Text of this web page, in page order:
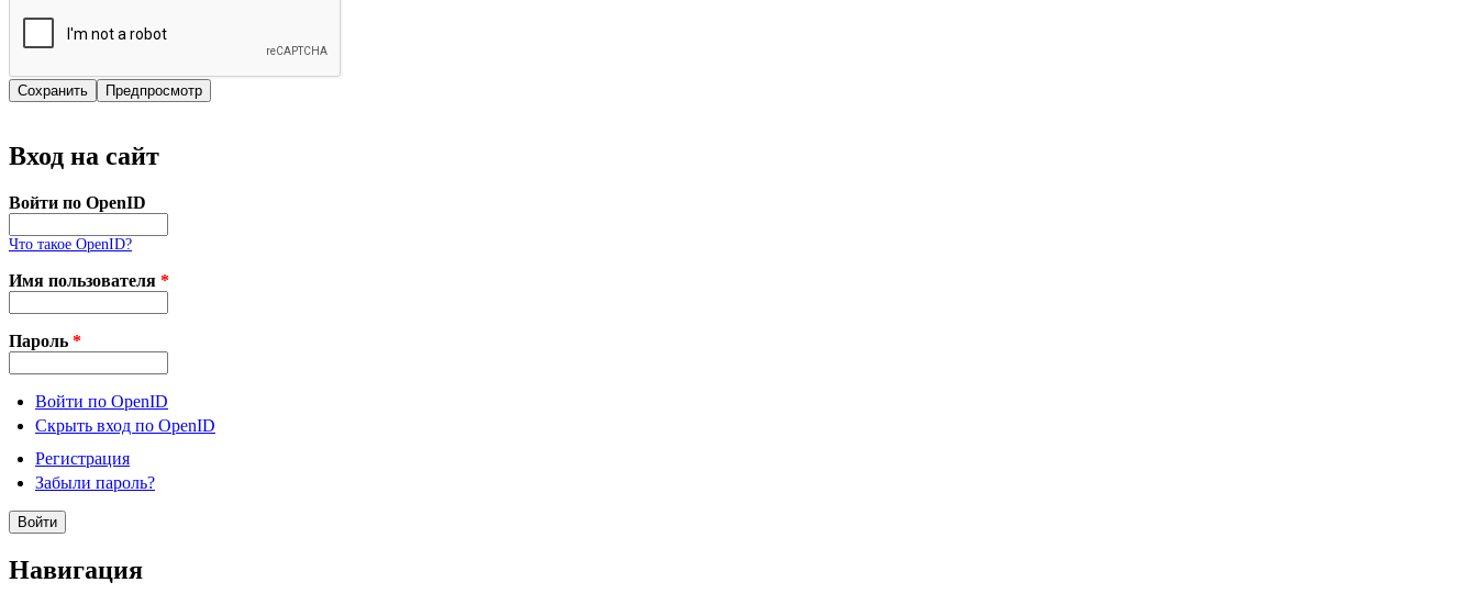
Вход на сайт
Войти по OpenID
Что такое OpenID?
Имя пользователя *
Пароль *
Войти по OpenID
Скрыть вход по OpenID
Регистрация
Забыли пароль?
Навигация